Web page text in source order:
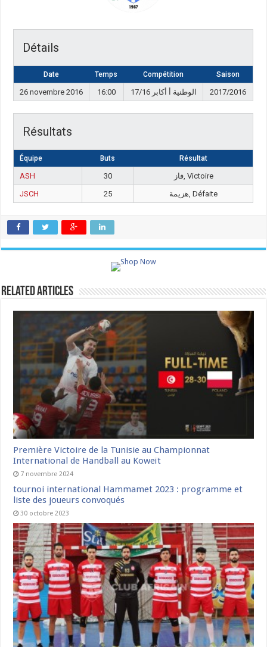
Détails
Date Temps Compétition Saison
26 novembre 2016 16:00 17/16 الوطنية أ أكابر 2017/2016
Résultats
Équipe Buts Résultat
ASH 30
فاز, Victoire
JSCH
25 هزيمة, Défaite
Related Articles
Première Victoire de la Tunisie au Championnat
International de Handball au Koweït
7 novembre 2024
tournoi international Hammamet 2023 : programme et
liste des joueurs convoqués
30 octobre 2023